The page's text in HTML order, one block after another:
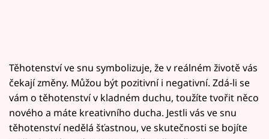
Těhotenství ve snu symbolizuje, že v reálném životě vás
čekají změny. Můžou být pozitivní i negativní. Zdá-li se
vám o těhotenství v kladném duchu, toužíte tvořit něco
nového a máte kreativního ducha. Jestli vás ve snu
těhotenství nedělá šťastnou, ve skutečnosti se bojíte